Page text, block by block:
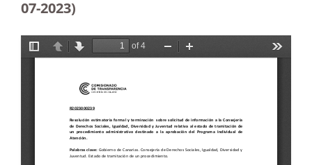
07-2023)